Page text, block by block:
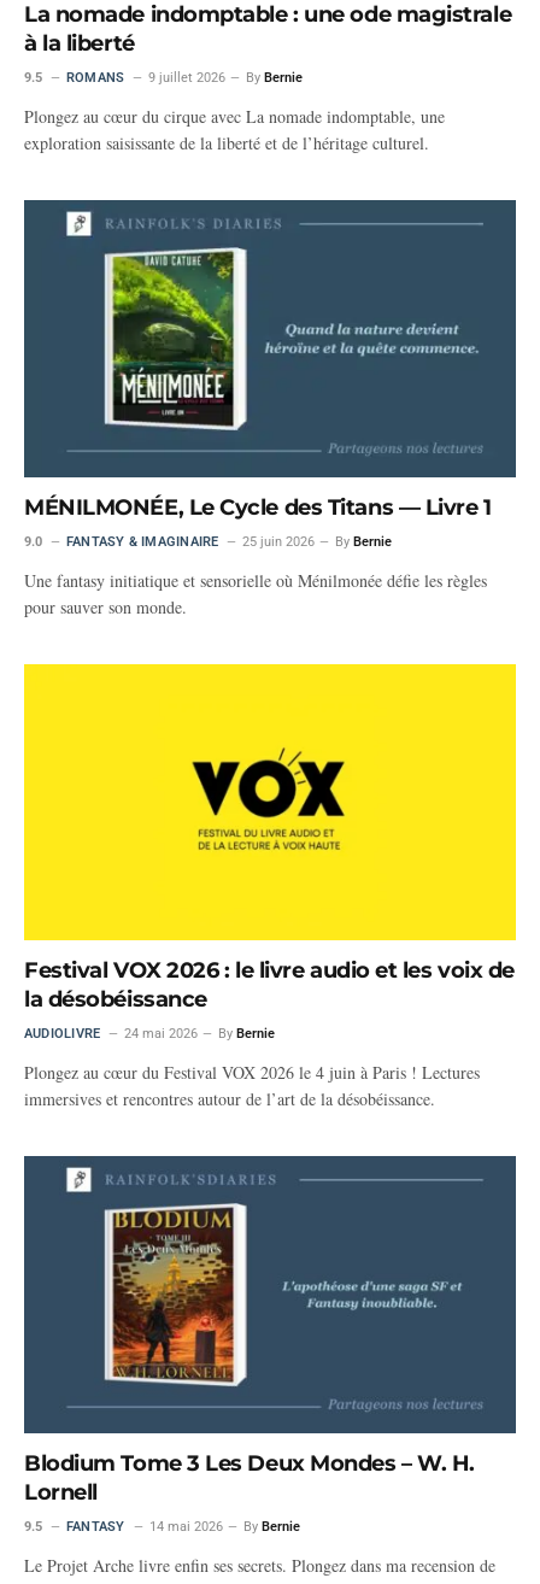
La nomade indomptable : une ode magistrale
à la liberté
9.5 ROMANS 9 juillet 2026 By Bernie
Plongez au cœur du cirque avec La nomade indomptable, une
exploration saisissante de la liberté et de l’héritage culturel.
MÉNILMONÉE, Le Cycle des Titans — Livre 1
9.0 FANTASY & IMAGINAIRE 25 juin 2026 By Bernie
Une fantasy initiatique et sensorielle où Ménilmonée défie les règles
pour sauver son monde.
Festival VOX 2026 : le livre audio et les voix de
la désobéissance
AUDIOLIVRE 24 mai 2026 By Bernie
Plongez au cœur du Festival VOX 2026 le 4 juin à Paris ! Lectures
immersives et rencontres autour de l’art de la désobéissance.
Blodium Tome 3 Les Deux Mondes – W. H.
Lornell
9.5 FANTASY 14 mai 2026 By Bernie
Le Projet Arche livre enfin ses secrets. Plongez dans ma recension de